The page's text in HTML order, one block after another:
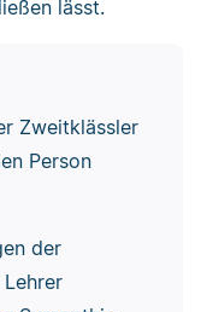
lässt.
Zweitklässler
Person
der